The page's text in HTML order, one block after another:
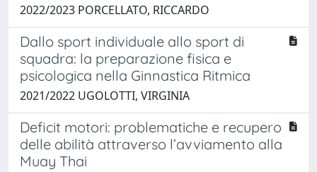
2022/2023 PORCELLATO, RICCARDO
Dallo sport individuale allo sport di
squadra: la preparazione fisica e
psicologica nella Ginnastica Ritmica
2021/2022 UGOLOTTI, VIRGINIA
Deficit motori: problematiche e recupero
delle abilità attraverso l’avviamento alla
Muay Thai